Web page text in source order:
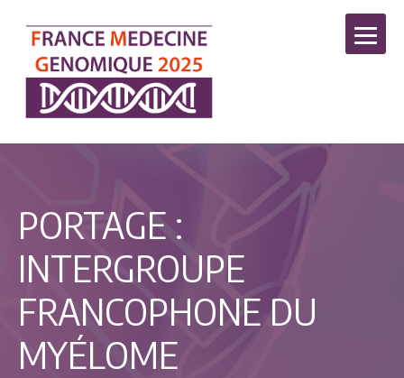
PORTAGE :
INTERGROUPE
FRANCOPHONE DU
MYÉLOME